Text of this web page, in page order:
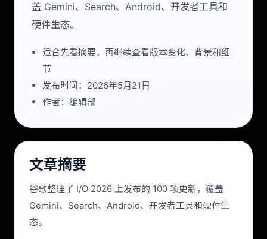
盖 Gemini、Search、Android、开发者工具和
硬件生态。
适合先看摘要，再继续查看版本变化、背景和细
节
发布时间：2026年5月21日
作者：编辑部
文章摘要
谷歌整理了 I/O 2026 上发布的 100 项更新，覆盖
Gemini、Search、Android、开发者工具和硬件生
态。